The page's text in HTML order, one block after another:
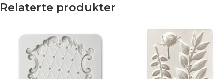
Relaterte produkter